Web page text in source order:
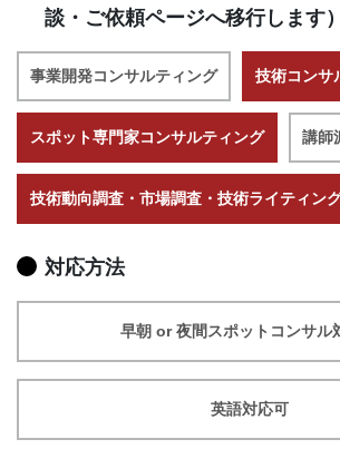
談・ご依頼ページへ移行します）
事業開発コンサルティング 技術コンサ
スポット専門家コンサルティング 講師
技術動向調査・市場調査・技術ライティン
対応方法
早朝 or 夜間スポットコンサル
英語対応可